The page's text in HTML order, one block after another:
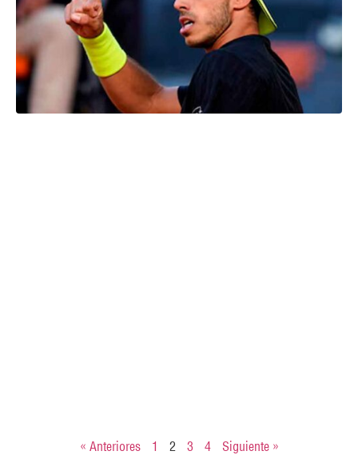
« Anteriores 1 2 3 4 Siguiente »